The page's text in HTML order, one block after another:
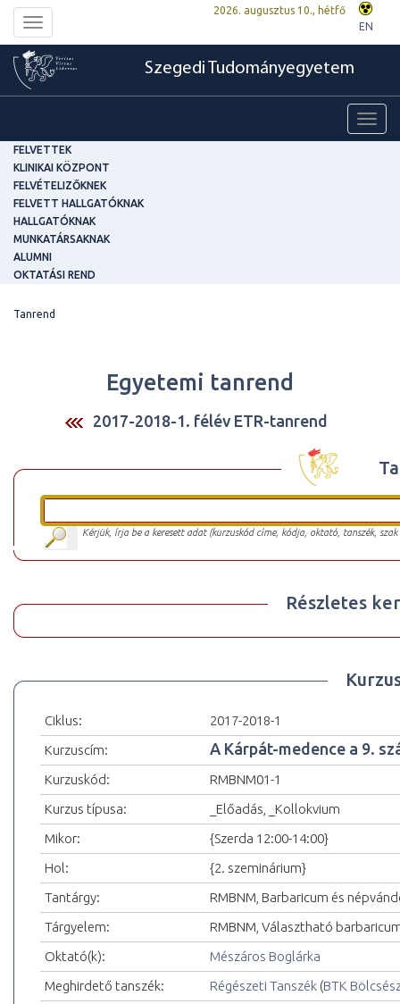
Toggle
navigation
2026. augusztus 10., hétfő
EN
Szegedi Tudományegyetem
FELVETTEK
KLINIKAI KÖZPONT
FELVÉTELIZŐKNEK
FELVETT HALLGATÓKNAK
HALLGATÓKNAK
MUNKATÁRSAKNAK
ALUMNI
OKTATÁSI REND
Tanrend
Egyetemi tanrend
2017-2018-1. félév ETR-tanrend
Kérjük, írja be a keresett adat (kurzuskód címe, kódja, oktató, tanszék,
Részletes
Ciklus:
2017-2018-1
Kurzuscím:
A Kárpát-medence a 9.
Kurzuskód:
RMBNM01-1
Kurzus típusa:
_Előadás, _Kollokvium
Mikor:
{Szerda 12:00-14:00}
Hol:
{2. szeminárium}
Tantárgy:
RMBNM, Barbaricum és
Tárgyelem:
RMBNM, Választható
Oktató(k):
Mészáros Boglárka
Meghirdető tanszék:
Régészeti Tanszék (BTK